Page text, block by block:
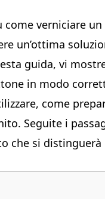
verniciare
un’ottima
guida, vi
in modo
come
Seguite i
che si distinguerà